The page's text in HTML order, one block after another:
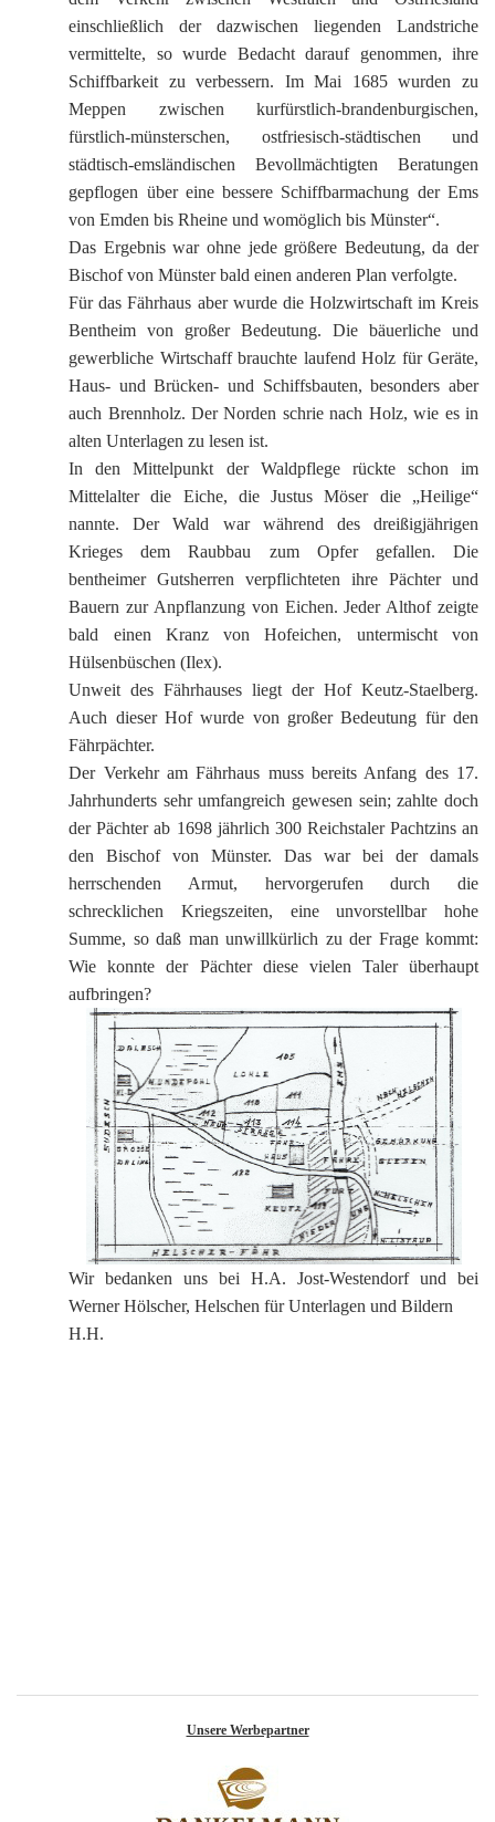
einschließlich der dazwischen liegenden Landstriche
vermittelte, so wurde Bedacht darauf genommen, ihre
Schiffbarkeit zu verbessern. Im Mai 1685 wurden zu
Meppen zwischen kurfürstlich-brandenburgischen,
fürstlich-münsterschen, ostfriesisch-städtischen und
städtisch-emsländischen Bevollmächtigten Beratungen
gepflogen über eine bessere Schiffbarmachung der Ems
von Emden bis Rheine und womöglich bis Münster“.
Das Ergebnis war ohne jede größere Bedeutung, da der
Bischof von Münster bald einen anderen Plan verfolgte.
Für das Fährhaus aber wurde die Holzwirtschaft im Kreis
Bentheim von großer Bedeutung. Die bäuerliche und
gewerbliche Wirtschaff brauchte laufend Holz für Geräte,
Haus- und Brücken- und Schiffsbauten, besonders aber
auch Brennholz. Der Norden schrie nach Holz, wie es in
alten Unterlagen zu lesen ist.
In den Mittelpunkt der Waldpflege rückte schon im
Mittelalter die Eiche, die Justus Möser die „Heilige“
nannte. Der Wald war während des dreißigjährigen
Krieges dem Raubbau zum Opfer gefallen. Die
bentheimer Gutsherren verpflichteten ihre Pächter und
Bauern zur Anpflanzung von Eichen. Jeder Althof zeigte
bald einen Kranz von Hofeichen, untermischt von
Hülsenbüschen (Ilex).
Unweit des Fährhauses liegt der Hof Keutz-Staelberg.
Auch dieser Hof wurde von großer Bedeutung für den
Fährpächter.
Der Verkehr am Fährhaus muss bereits Anfang des 17.
Jahrhunderts sehr umfangreich gewesen sein; zahlte doch
der Pächter ab 1698 jährlich 300 Reichstaler Pachtzins an
den Bischof von Münster. Das war bei der damals
herrschenden Armut, hervorgerufen durch die
schrecklichen Kriegszeiten, eine unvorstellbar hohe
Summe, so daß man unwillkürlich zu der Frage kommt:
Wie konnte der Pächter diese vielen Taler überhaupt
aufbringen?
Wir bedanken uns bei H.A. Jost-Westendorf und bei
Werner Hölscher, Helschen für Unterlagen und Bildern
H.H.
Unsere Werbepartner